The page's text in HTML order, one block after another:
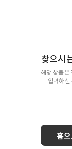
찾으시
해당 상품은
입력하신
홈